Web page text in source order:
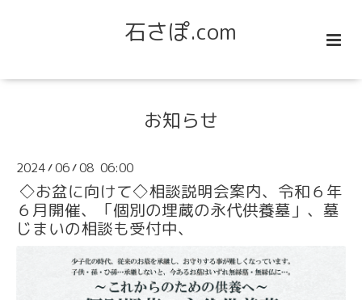
石さぽ.com
お知らせ
2024/06/08 06:00
◇お盆に向けて◇相談説明会案内、令和６年
６月開催、「個別の埋蔵の永代供養墓」、墓
じまいの相談も受付中、